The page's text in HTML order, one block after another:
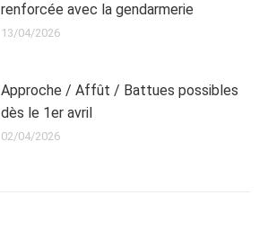
renforcée avec la gendarmerie
13/04/2026
Approche / Affût / Battues possibles
dès le 1er avril
02/04/2026